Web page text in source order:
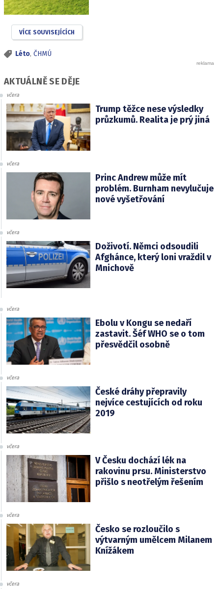
VÍCE SOUVISEJÍCÍCH
Léto, ČHMÚ
AKTUÁLNĚ SE DĚJE
včera
Trump těžce nese výsledky
průzkumů. Realita je prý jiná
včera
Princ Andrew může mít
problém. Burnham nevylučuje
nové vyšetřování
včera
Doživotí. Němci odsoudili
Afghánce, který loni vraždil v
Mnichově
včera
Ebolu v Kongu se nedaří
zastavit. Šéf WHO se o tom
přesvědčil osobně
včera
České dráhy přepravily
nejvíce cestujících od roku
2019
včera
V Česku dochází lék na
rakovinu prsu. Ministerstvo
přišlo s neotřelým řešením
včera
Česko se rozloučilo s
výtvarným umělcem Milanem
Knížákem
včera